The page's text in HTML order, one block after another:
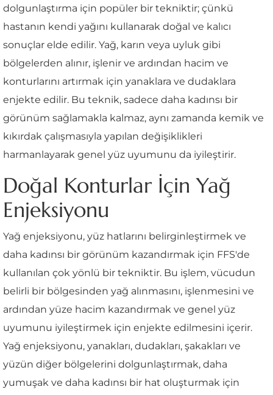
dolgunlaştırma için popüler bir tekniktir; çünkü
hastanın kendi yağını kullanarak doğal ve kalıcı
sonuçlar elde edilir. Yağ, karın veya uyluk gibi
bölgelerden alınır, işlenir ve ardından hacim ve
konturlarını artırmak için yanaklara ve dudaklara
enjekte edilir. Bu teknik, sadece daha kadınsı bir
görünüm sağlamakla kalmaz, aynı zamanda kemik ve
kıkırdak çalışmasıyla yapılan değişiklikleri
harmanlayarak genel yüz uyumunu da iyileştirir.
Doğal Konturlar İçin Yağ
Enjeksiyonu
Yağ enjeksiyonu, yüz hatlarını belirginleştirmek ve
daha kadınsı bir görünüm kazandırmak için FFS'de
kullanılan çok yönlü bir tekniktir. Bu işlem, vücudun
belirli bir bölgesinden yağ alınmasını, işlenmesini ve
ardından yüze hacim kazandırmak ve genel yüz
uyumunu iyileştirmek için enjekte edilmesini içerir.
Yağ enjeksiyonu, yanakları, dudakları, şakakları ve
yüzün diğer bölgelerini dolgunlaştırmak, daha
yumuşak ve daha kadınsı bir hat oluşturmak için